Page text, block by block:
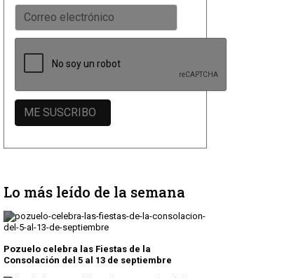
USADOS HAN RECOGIDO
Y MEJORAS EN LOS COLEGIOS DE
Lo más leído de la semana
Pozuelo celebra las Fiestas de la
Consolación del 5 al 13 de septiembre